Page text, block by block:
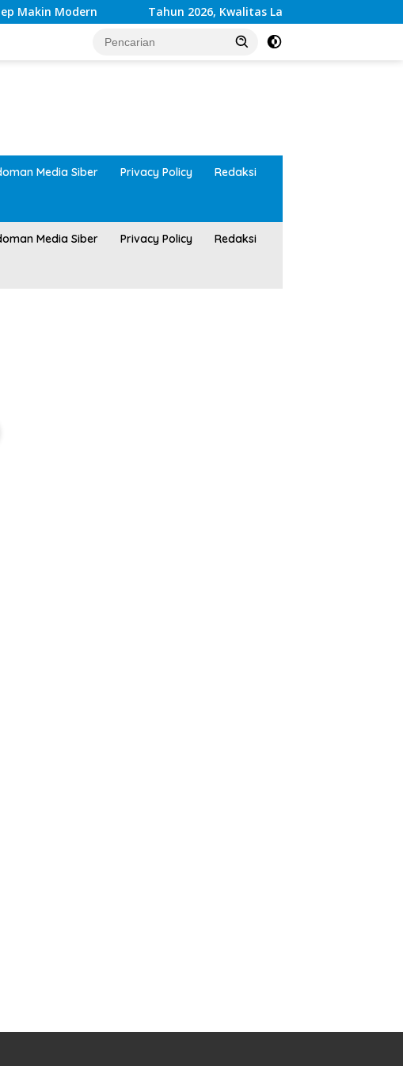
Modern Tahun 2026, Kwalitas Layanan Kesehatan RSUD
Media Siber Privacy Policy Redaksi
Media Siber Privacy Policy Redaksi